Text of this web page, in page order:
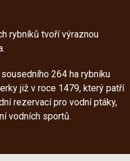
rybníků tvoří výraznou
264 ha rybníku
již v roce 1479, který patří
rezervací pro vodní ptáky,
vodních sportů.